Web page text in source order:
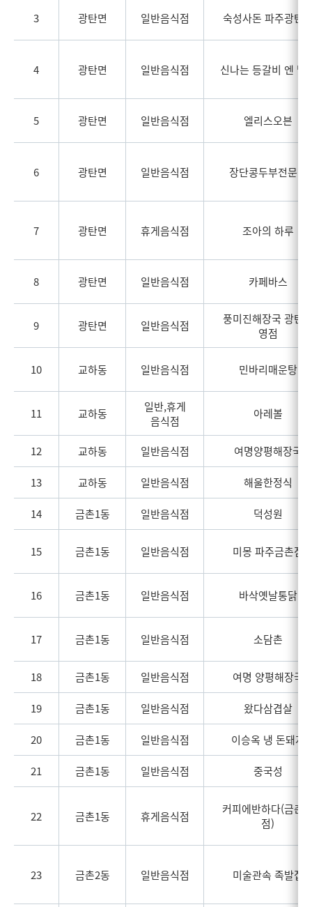
3 광탄면 일반음식점 숙성사돈 파주광탄
4 광탄면 일반음식점 신나는 등갈비 엔 닭
5 광탄면 일반음식점 엘리스오븐
6 광탄면 일반음식점 장단콩두부전문점
7 광탄면 휴게음식점 조아의 하루
8 광탄면 일반음식점 카페바스
9 광탄면 일반음식점
풍미진해장국 광탄
영점
10 교하동 일반음식점 민바리매운탕
11 교하동
일반,휴게
음식점
아레볼
12 교하동 일반음식점 여명양평해장국
13 교하동 일반음식점 해울한정식
14 금촌1동 일반음식점 덕성원
15 금촌1동 일반음식점 미몽 파주금촌점
16 금촌1동 일반음식점 바삭옛날통닭
17 금촌1동 일반음식점 소담촌
18 금촌1동 일반음식점 여명 양평해장국
19 금촌1동 일반음식점 왔다삼겹살
20 금촌1동 일반음식점 이승옥 냉 돈돼지
21 금촌1동 일반음식점 중국성
22 금촌1동 휴게음식점
커피에반하다(금촌
점)
23 금촌2동 일반음식점 미술관속 족발집